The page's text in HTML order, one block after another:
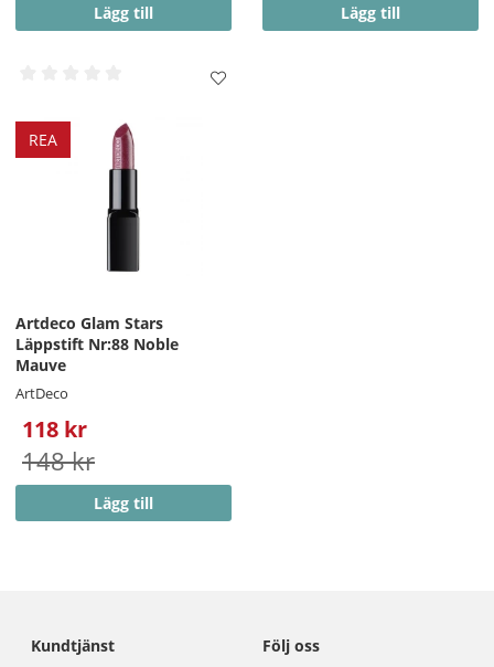
Lägg till Lägg till
REA
Artdeco Glam Stars
Läppstift Nr:88 Noble
Mauve
ArtDeco
118 kr
148 kr
Lägg till
Kundtjänst Följ oss